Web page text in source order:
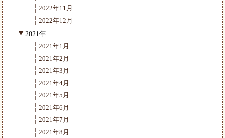
2022年11月
2022年12月
2021年
2021年1月
2021年2月
2021年3月
2021年4月
2021年5月
2021年6月
2021年7月
2021年8月